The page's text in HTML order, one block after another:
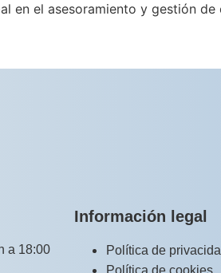
en el asesoramiento y gestión de
a 18:00
Información legal
Política de
Política de cookies